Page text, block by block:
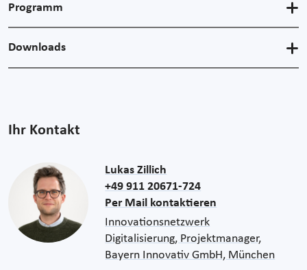
Programm
Downloads
Ihr Kontakt
Lukas Zillich
+49 911 20671-724
Per Mail kontaktieren
Innovationsnetzwerk
Digitalisierung, Projektmanager,
Bayern Innovativ GmbH, München